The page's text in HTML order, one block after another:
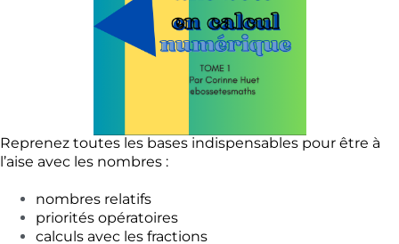
Reprenez toutes les bases indispensables pour être à
l’aise avec les nombres :
nombres relatifs
priorités opératoires
calculs avec les fractions